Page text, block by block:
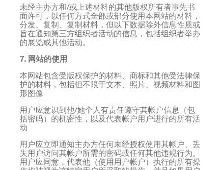
未经主办方和/或上述材料的其他版权所有者事先书
面许可，以任何方式全部或部分使用本网站的材料，
分发、复制、复制材料，但以下数据除外信息性质或
旨在通知第三方组织者活动的信息，包括组织者举办
的展览或其他活动。
7. 网站的使用
本网站包含受版权保护的材料、商标和其他受法律保
护的材料，包括但不限于文本、照片、视频材料和图
形图像
用户应意识到他/她个人有责任遵守其帐户信息（包
括密码）的机密性，以及代表帐户用户进行的所有活
动
用户应立即通知主办方任何未经授权使用其帐户、丢
失用户访问其帐户所需的密码或任何其他违规行为。
用户应同意，代表他（使用用户帐户）执行的所有操